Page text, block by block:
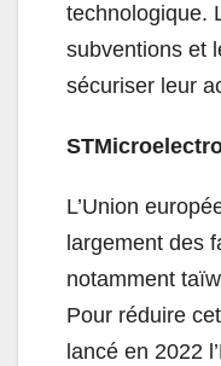
technologique.
subventions et
sécuriser leur
L’Union
largement des
notamment
Pour réduire
lancé en 2022